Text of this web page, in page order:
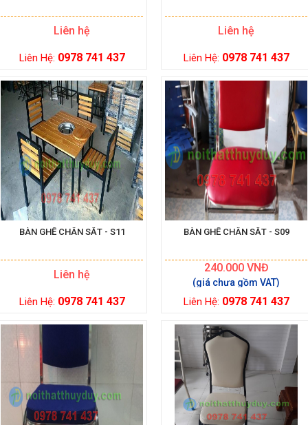
Liên hệ
Liên Hệ: 0978 741 437
Liên hệ
Liên Hệ: 0978 741 437
BÀN GHẾ CHÂN SẮT - S11
Liên hệ
Liên Hệ: 0978 741 437
BÀN GHẾ CHÂN SẮT - S09
240.000VNĐ
Liên Hệ: 0978 741 437